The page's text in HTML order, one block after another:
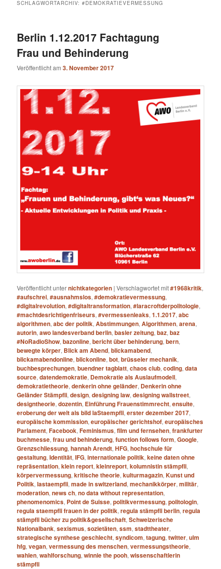
SCHLAGWORTARCHIV:#DEMOKRATIEVERMESSUNG
Berlin 1.12.2017 Fachtagung
Frau und Behinderung
Veröffentlicht am3. November 2017
Veröffentlicht unternichtkategorien |Verschlagwortet mit#1968kritik,
#aufschrei,#ausnahmslos,#demokratievermessung,
#digitalrevolution,#digitaltransformation,#laracroftderpolitologie,
#machtdesrichtigenfriseurs,#vermessenleaks,1.1.2017,abc
algorithmen,abc der politik,Abstimmungen,Algorithmen,arena,
autorin,awo landesverband berlin,basler zeitung,baz,baz
#NoRadioShow,bazonline,bericht über behinderung,bern,
bewegte körper, Blick am Abend,blickamabend,
blickamabendonline,blickonline,bot,brüsseler mechanik,
buchbesprechungen,buendner tagblatt,chaos club,coding,data
source,datendemokratie, Demokratie als Auslaufmodell,
demokratietheorie,denkerin ohne geländer, Denkerin ohne
Geländer Stämpfli,design,designing law,designing wallstreet,
designtheorie,dozentin, Einführung Frauenstimmrecht,ensuite,
eroberung der welt als bild laStaempfli,erster dezember 2017,
europäische kommission,europäischer gerichtshof,europäisches
Parlament,Facebook,Feminismus,film und fernsehen,frankfurter
buchmesse,frau und behinderung,function follows form,Google,
Grenzschliessung,hannah Arendt,HFG,hochschule für
gestaltung,Identität,IFG,internationale politik,keine daten ohne
repräsentation,klein report,kleinreport,kolumnistin stämpfli,
körpervermessung,kritische theorie,kulturmagazin,Kunst und
Politik,lastaempfli,made in switzerland,mechanikkörper,militär,
moderation,news ch,no data without representation,
phenomenomics, Point de Suisse,politikvermessung,politologin,
regula staempfli frauen in der politik,regula stämpfli berlin,regula
stämpfli bücher zu politik&gesellschaft,Schweizerische
Nationalbank,sexismus,sozietäten,ssm,stadttheater,
strategische synthese geschlecht,syndicom,tagung,twitter,ulm
hfg,vegan,vermessung des menschen,vermessungstheorie,
wahlen,wahlforschung,winnie the pooh,wissenschaftlerin
stämpfli